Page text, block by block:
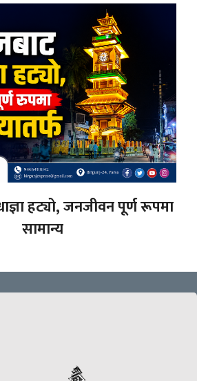
हट्यो, जनजीवन पूर्ण रूपमा
सामान्य